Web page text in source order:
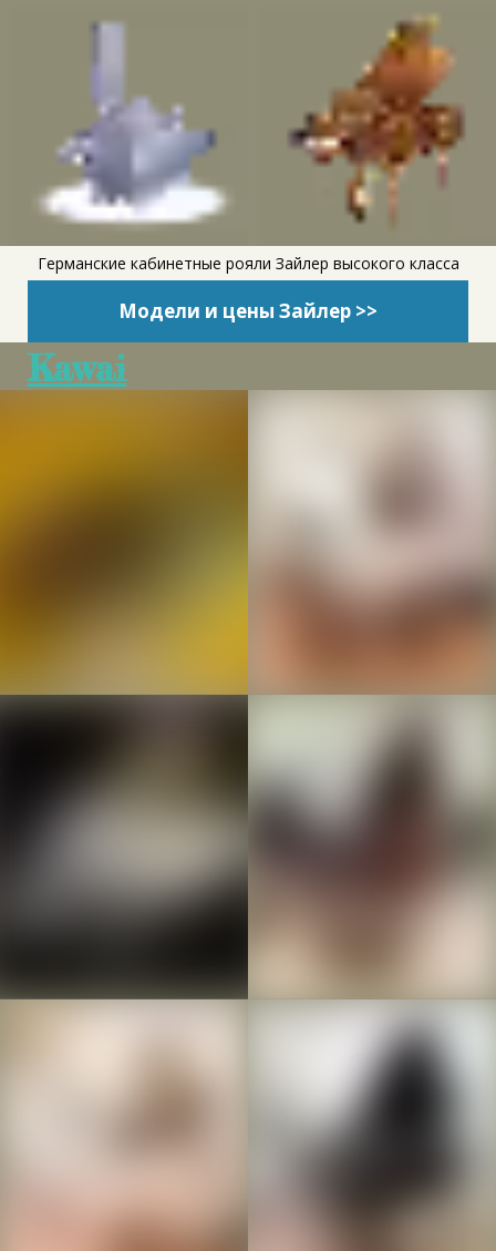
Германские кабинетные рояли Зайлер высокого класса
Модели и цены Зайлер >>
Kawai